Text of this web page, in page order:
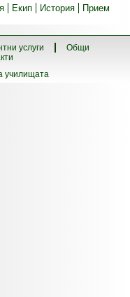
Екип История Прием
услуги
Общи
училищата